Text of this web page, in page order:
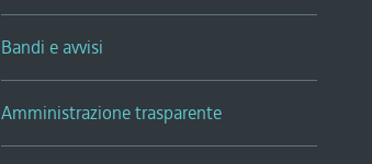
Bandi e avvisi
Amministrazione trasparente